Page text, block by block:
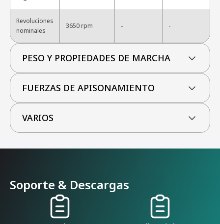
Revoluciones
nominales
3650 rpm - -
PESO Y PROPIEDADES DE MARCHA
FUERZAS DE APISONAMIENTO
VARIOS
Soporte & Descargas